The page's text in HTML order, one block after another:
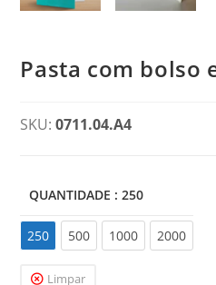
Pasta com bolso
SKU:0711.04.A4
QUANTIDADE : 250
250
250 500 1000 2000
Limpar